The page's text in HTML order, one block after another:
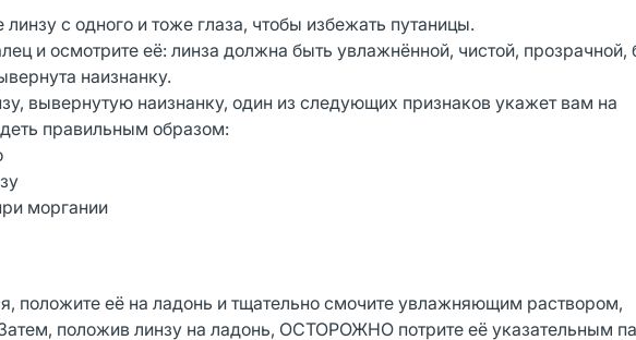
с одного и тоже глаза, чтобы избежать путаницы.
и осмотрите её: линза должна быть увлажнённой, чистой, прозрачной,
наизнанку.
вывернутую наизнанку, один из следующих признаков укажет вам на
правильным образом:
моргании
положите её на ладонь и тщательно смочите увлажняющим раствором,
положив линзу на ладонь, ОСТОРОЖНО потрите её указательным